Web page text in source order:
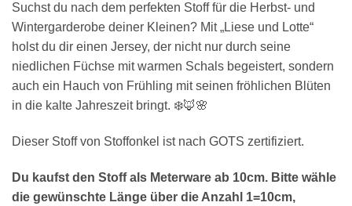
Suchst du nach dem perfekten Stoff für die Herbst- und
Wintergarderobe deiner Kleinen? Mit „Liese und Lotte“
holst du dir einen Jersey, der nicht nur durch seine
niedlichen Füchse mit warmen Schals begeistert, sondern
auch ein Hauch von Frühling mit seinen fröhlichen Blüten
in die kalte Jahreszeit bringt. ❄️🦊🌸
Dieser Stoff von Stoffonkel ist nach GOTS zertifiziert.
Du kaufst den Stoff als Meterware ab 10cm. Bitte wähle
die gewünschte Länge über die Anzahl 1=10cm,